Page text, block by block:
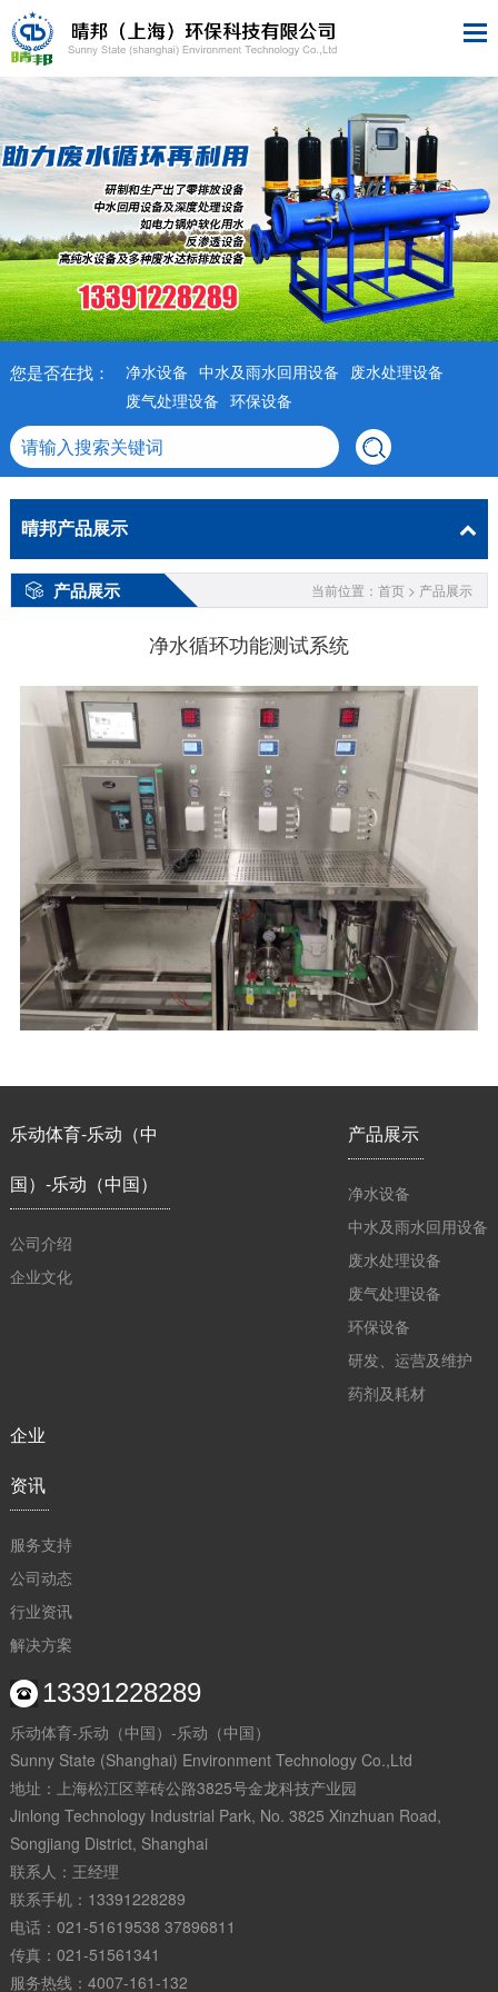
您是否在找： 净水设备 中水及雨水回用设备
废水处理设备
废气处理设备
环保设备
晴邦产品展示
产品展示 当前位置：首页 > 产品展示
净水循环功能测试系统
乐动体育-乐动（中
国）-乐动（中国）
公司介绍
企业文化
产品展示
净水设备
中水及雨水回用设备
废水处理设备
废气处理设备
环保设备
研发、运营及维护
药剂及耗材
企业
资讯
服务支持
公司动态
行业资讯
解决方案
13391228289
乐动体育-乐动（中国）-乐动（中国）
Sunny State (Shanghai) Environment Technology Co.,Ltd
地址：上海松江区莘砖公路3825号金龙科技产业园
Jinlong Technology Industrial Park, No. 3825 Xinzhuan Road,
Songjiang District, Shanghai
联系人：王经理
联系手机：13391228289
电话：021-51619538 37896811
传真：021-51561341
服务热线：4007-161-132